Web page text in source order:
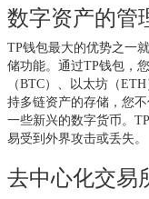
数字资产的管
TP钱包最大的优势之一
储功能。通过TP钱包，
（BTC）、以太坊（
持多链资产的存储，您
一些新兴的数字货币。
易受到外界攻击或丢失。
去中心化交易